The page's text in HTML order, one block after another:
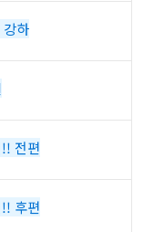
강하
전편
후편